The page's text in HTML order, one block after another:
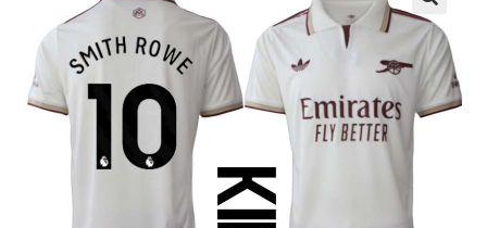
Košarica
Moj račun
Zaključek nakupa